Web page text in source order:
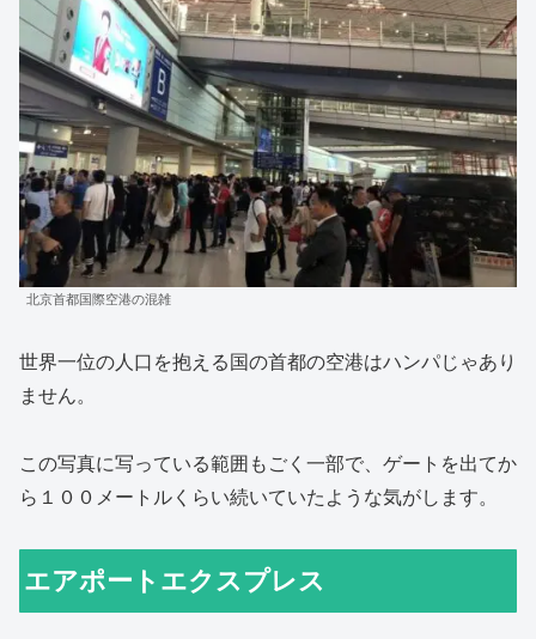
北京首都国際空港の混雑
世界一位の人口を抱える国の首都の空港はハンパじゃあり
ません。
この写真に写っている範囲もごく一部で、ゲートを出てか
ら１００メートルくらい続いていたような気がします。
エアポートエクスプレス